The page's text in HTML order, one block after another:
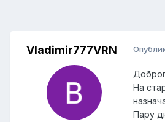
Vladimir777VRN
На
Пару